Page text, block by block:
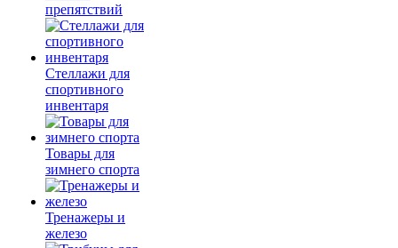
препятствий
Стеллажи для
спортивного
инвентаря
Товары для
зимнего спорта
Тренажеры и
железо